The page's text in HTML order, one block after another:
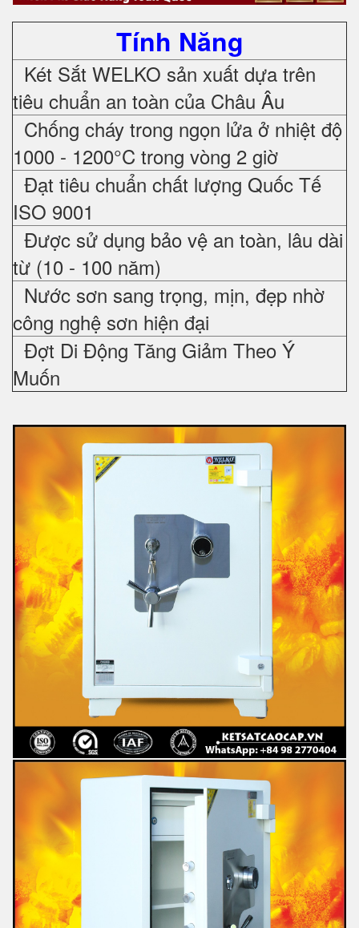
Tính Năng
Két Sắt WELKO sản xuất dựa trên
tiêu chuẩn an toàn của Châu Âu
Chống cháy trong ngọn lửa ở nhiệt độ
1000 - 1200°C trong vòng 2 giờ
Đạt tiêu chuẩn chất lượng Quốc Tế
ISO 9001
Được sử dụng bảo vệ an toàn, lâu dài
từ (10 - 100 năm)
Nước sơn sang trọng, mịn, đẹp nhờ
công nghệ sơn hiện đại
Đợt Di Động Tăng Giảm Theo Ý
Muốn